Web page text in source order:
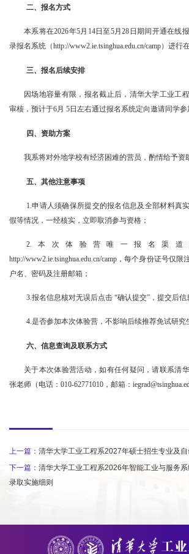
二、报名方式
本系将在2026年5月 14日至5月28 日期间开通在线
录报名系统（http://www2.ie.tsinghua.edu.cn/camp）进行
三、 报名后续安排
因场地容量有限，报名截止后，清华大学工业工
审核，预计于6月 5日左右通过报名系统定向邀请同学参
四、资助方案
我系将对外地学校有经济困难的营员，酌情给予资
五、其他注意事项
1. 申请人须确保所提交的报名信息及全部材料真
假等情况，一经核实，立即取消参与资格；
2.
本次体验营唯一报名渠道
http://www2.ie.tsinghua.edu.cn/camp ，每个身份证号仅限
户名、密码及注册邮箱；
3. 报名信息核对无误后点击 “确认提交” ，提交后信
4. 是否参加本次体验营，不影响后续推荐免试研究
六、信息查询及联系方式
关于本次体验营活动，如有任何疑问，请联系清
张老师（电话： 010-62771010 ，邮箱：
上一篇： 清华大学工业工程系2027年硕士招生专业及
下一篇： 清华大学工业工程系2026年智能工业与服务
录取实施细则